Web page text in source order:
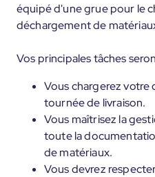
équipé d'une grue pour le
déchargement de
Vos principales tâches
Vous chargerez votre
tournée de livraison.
Vous maîtrisez la
toute la
de matériaux.
Vous devrez